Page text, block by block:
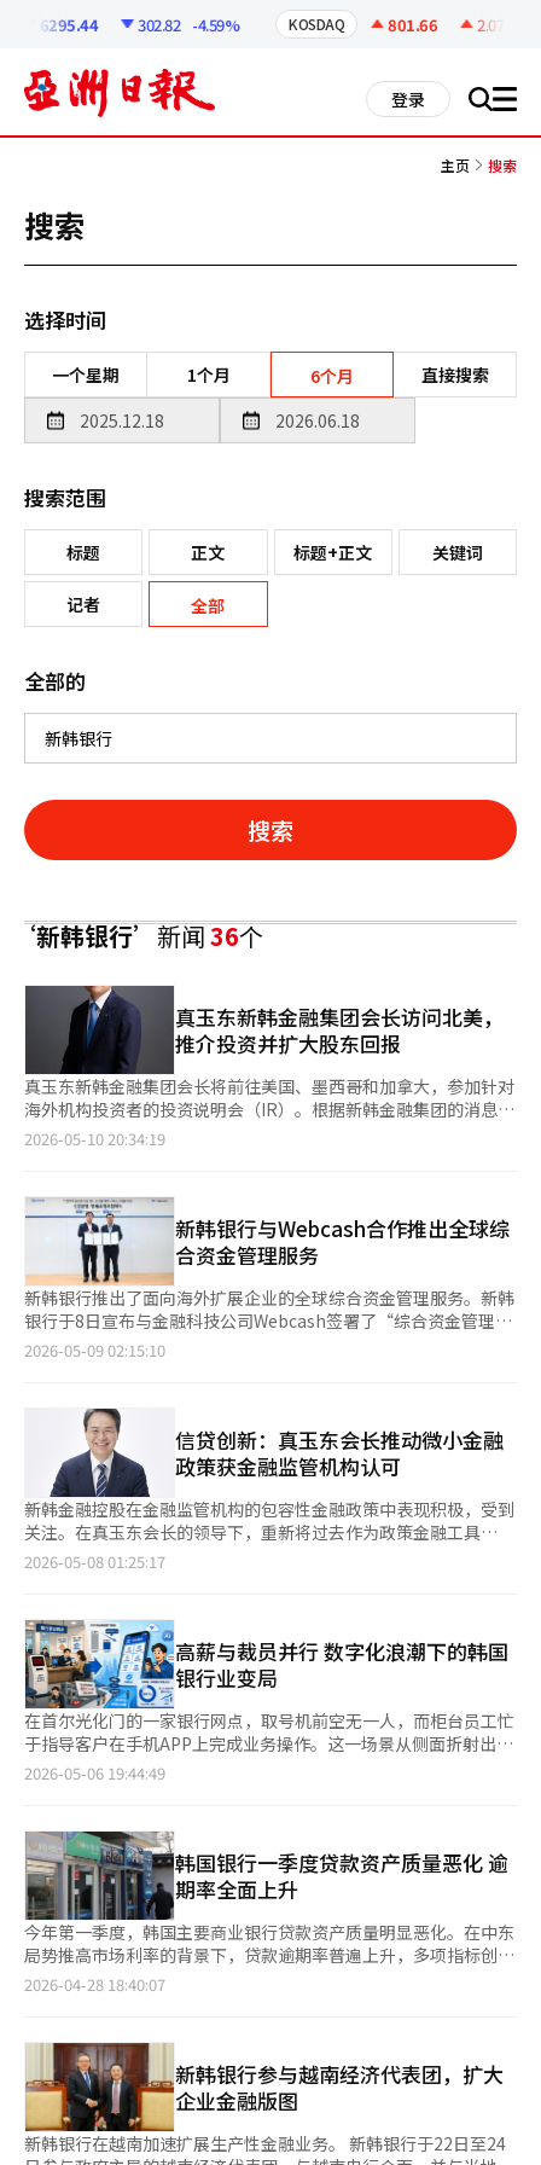
6295.44 302.82 -4.59% KOSDAQ 801.66 2.07
登录 搜 all
主页 搜索
搜索
选择时间
一个星期 1个月 6个月 直接搜索
搜索范围
标题 正文 标题+正文 关键词
记者 全部
全部的
搜索
‘新韩银行’新闻36个
真玉东新韩金融集团会长访问北美，
推介投资并扩大股东回报
真玉东新韩金融集团会长将前往美国、墨西哥和加拿大，参加针对
海外机构投资者的投资说明会（IR）。根据新韩金融集团的消息，
真会长计划从今天起至22日，约两周内与北美主要全球资产管理公
状及各地区的增长战略。在此次行程中，真会长将阐述包括与自有
资本收益率（ROE）和增长率挂钩的股东回报体系、提高预测和可
持续性的资本政策、基于全球业务的收益多元化战略等在内的集团
企业价值提升计划。此外，他还计划分享新韩金融对近期美伊战争
长期化的应对方向。真会长表示：“与投资者的透明和一致的沟通
是提升企业价值的重要基础。新韩金融将向全球投资者充分说明集
团的增长与股东回报共同扩大的可预测和可持续体系，持续推动基
于市场信任的企业价值提升。”新韩金融今年发布了新的价值提升
过10%的新目标，并引入了与增长率挂钩的股东回报率计算公式。
股东回报率将采用“1-(增长率/目标ROE)”的方式计算，取消了原
有的50%上限，建立了可预测的回报体系。此外，股息政策也将得
到加强。从2026年起，公司将开始为期三年的免税股息，并计划
每年将每股股息（DPS）规模扩大10%以上。
2026-05-10 20:34:19
新韩银行与Webcash合作推出全球综
合资金管理服务
新韩银行推出了面向海外扩展企业的全球综合资金管理服务。新韩
银行于8日宣布与金融科技公司Webcash签署了“综合资金管理服
务建设及资金管理服务（CMS）升级合作协议”。Webcash是提
包括新韩银行集团解决方案集团负责人李承木和Webcash代表姜
元柱。此次合作旨在提升海外业务运营企业客户的资金管理便利
性。新韩银行计划在本月内通过企业非面对面平台推出“全球综合
资金管理服务”。经营海外法人或业务的企业可以通过该服务在新
韩银行企业银行中一次性查看约40个国家、300家金融机构的资金
信息。还支持通过电子邮件等方式定期发送报告，并与客户的企业
资源管理（ERP）系统进行对接。此外，双方还计划推进客户定制
服务的引入、共同营销以及基于全球网络的CMS升级项目的挖掘等
户全球业务运营的数字化金融服务。”※ 本报道经人工智能（AI）
系统翻译与编辑。
2026-05-09 02:15:10
信贷创新：真玉东会长推动微小金融
政策获金融监管机构认可
新韩金融控股在金融监管机构的包容性金融政策中表现积极，受到
关注。在真玉东会长的领导下，重新将过去作为政策金融工具
的“微小金融”推向前台，展现出差异化的策略。根据金融界的消
率的创业和运营资金的制度，旨在帮助金融弱势群体自我发展。该
制度在李明博政府时期推出，文在寅政府期间得到扩展，但近年来
相对低调。在当前政府下，几乎无人考虑利用微小金融，而新韩金
融却将其作为包容性金融的手段。真会长在审视现有包容性金融制
度时，关注到微小金融的应用潜力，并提出“有效利用现有制
度”的建议。这种方法强调在现实中合理使用现有制度，而非创造
新制度。业内普遍认为，这一举措同时兼顾了速度和实效，减少了
重新设计新制度所需的时间，同时明确了支持对象。实际上，自新
式。在这一进程中，真会长的方向指引和副会长高石焕的实务推动
力备受认可。金融监管机构发出信息后，新韩金融迅速提出创意，
展现出积极性。新韩金融率先提出针对残疾人的债务豁免方案，也
被视为这一趋势的体现。新韩金融计划向新韩微小金融基金会捐赠
1000亿韩元，以支持诚信还款者和开发政策贷款新产品。此外，
计划在上半年内将所有储蓄银行的诚信还款客户转为银行产品，或
利用“叮咚”推出共生金融贷款产品，以此与其他金融控股公司形
成差异化。金融监管机构相关人士表示：“新韩金融的反应速度相
之一。”※ 本报道经人工智能（AI）系统翻译与编辑。
2026-05-08 01:25:17
高薪与裁员并行 数字化浪潮下的韩国
银行业变局
在首尔光化门的一家银行网点，取号机前空无一人，而柜台员工忙
于指导客户在手机APP上完成业务操作。这一场景从侧面折射出韩
国银行业正在经历的深刻变革：从“人驱动”全面转型为“数字驱
5.42万人，同比减少超过1000人。 与此同时，银行员工平均年薪
却突破1.2亿韩元（约合人民币56万元）。高薪与裁员并存的现象
似乎看似矛盾，一方面，金融机构仍具备较强盈利能力，但另一方
面，人力需求却在迅速萎缩。 更值得注意的是，这种变化并非周
期性波动，而是由技术驱动的长期趋势。随着移动金融和人工智能
（AI）的普及，传统柜台业务正被系统性替代，人力不再是银行运
营的核心要素。 根据韩国银行（央行）的支付结算数据，去年第
一季度，互联网与移动银行交易占比已达84.7%，部分银行甚至突
去五年间，韩国银行业共关闭超过900家营业网点，尤其在首都
圈，平均每年约180家网点消失。取而代之的是“数字化大厅”或
线上服务体系。 银行削减人力的理由显而易见，银行盈利模式得
到显著优化。数据显示，四大商业银行员工人均生产率同比提升超
过15%，创历史新高。“用更少的人赚更多的钱”，这一逻辑与制
造业自动化类似，只是被替代的不是流水线工人，而是曾被视
2026-05-06 19:44:49
韩国银行一季度贷款资产质量恶化 逾
期率全面上升
今年第一季度，韩国主要商业银行贷款资产质量明显恶化。在中东
局势推高市场利率的背景下，贷款逾期率普遍上升，多项指标创下
阶段性高位，其中房地产及服务业风险尤为突出。 据金融业界28
0.06个百分点。各行逾期率均呈上升趋势，企业与家庭贷款风险同
步抬头。 分银行来看，韩亚银行整体逾期率升至0.39%，创近9年
来新高，家庭及个体经营者逾期率均刷新历史纪录；新韩银行、友
利银行及NH农协银行亦出现不同程度上升，尤其是中小企业及家
庭贷款压力持续加大。KB国民银行大企业逾期率虽受个别大额贷
2026-04-28 18:40:07
新韩银行参与越南经济代表团，扩大
企业金融版图
新韩银行在越南加速扩展生产性金融业务。 新韩银行于22日至24